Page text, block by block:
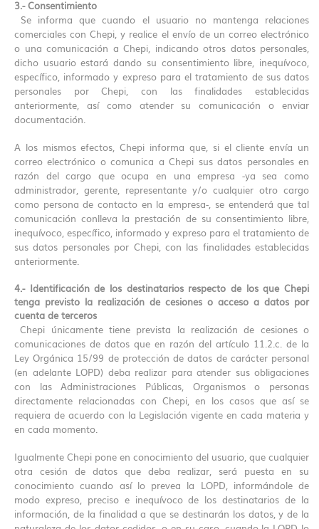
3.- Consentimiento
Se informa que cuando el usuario no mantenga relaciones
comerciales con Chepi, y realice el envío de un correo electrónico
o una comunicación a Chepi, indicando otros datos personales,
dicho usuario estará dando su consentimiento libre, inequívoco,
específico, informado y expreso para el tratamiento de sus datos
personales por Chepi, con las finalidades establecidas
anteriormente, así como atender su comunicación o enviar
documentación.
A los mismos efectos, Chepi informa que, si el cliente envía un
correo electrónico o comunica a Chepi sus datos personales en
razón del cargo que ocupa en una empresa -ya sea como
administrador, gerente, representante y/o cualquier otro cargo
como persona de contacto en la empresa-, se entenderá que tal
comunicación conlleva la prestación de su consentimiento libre,
inequívoco, específico, informado y expreso para el tratamiento de
sus datos personales por Chepi, con las finalidades establecidas
anteriormente.
4.- Identificación de los destinatarios respecto de los que Chepi
tenga previsto la realización de cesiones o acceso a datos por
cuenta de terceros
Chepi únicamente tiene prevista la realización de cesiones o
comunicaciones de datos que en razón del artículo 11.2.c. de la
Ley Orgánica 15/99 de protección de datos de carácter personal
(en adelante LOPD) deba realizar para atender sus obligaciones
con las Administraciones Públicas, Organismos o personas
directamente relacionadas con Chepi, en los casos que así se
requiera de acuerdo con la Legislación vigente en cada materia y
en cada momento.
Igualmente Chepi pone en conocimiento del usuario, que cualquier
otra cesión de datos que deba realizar, será puesta en su
conocimiento cuando así lo prevea la LOPD, informándole de
modo expreso, preciso e inequívoco de los destinatarios de la
información, de la finalidad a que se destinarán los datos, y de la